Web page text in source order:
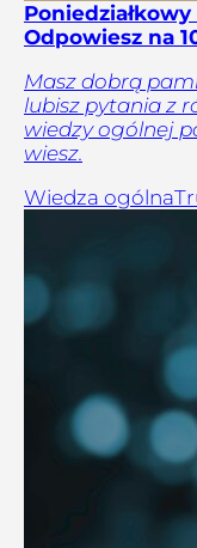
Odpowiesz na
Masz dobrą
lubisz pytania z
wiedzy ogólnej
wiesz.
Wiedza ogólna